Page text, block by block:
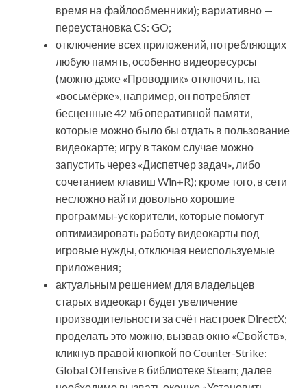
время на файлообменники); вариативно —
переустановка CS: GO;
отключение всех приложений, потребляющих
любую память, особенно видеоресурсы
(можно даже «Проводник» отключить, на
«восьмёрке», например, он потребляет
бесценные 42 мб оперативной памяти,
которые можно было бы отдать в пользование
видеокарте; игру в таком случае можно
запустить через «Диспетчер задач», либо
сочетанием клавиш Win+R); кроме того, в сети
несложно найти довольно хорошие
программы-ускорители, которые помогут
оптимизировать работу видеокарты под
игровые нужды, отключая неиспользуемые
приложения;
актуальным решением для владельцев
старых видеокарт будет увеличение
производительности за счёт настроек DirectX;
проделать это можно, вызвав окно «Свойств»,
кликнув правой кнопкой по Counter-Strike:
Global Offensive в библиотеке Steam; далее